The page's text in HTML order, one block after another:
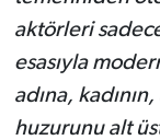
aktörleri
esasıyla
adına,
huzurunu alt